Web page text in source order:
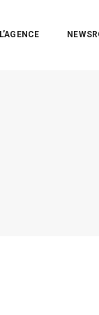
L’AGENCE